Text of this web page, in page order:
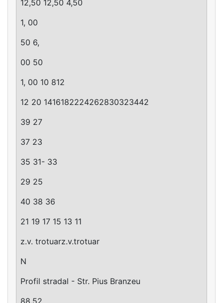
12,50 12,50 4,50
1, 00
50 6,
00 50
1, 00 10 812
12 20 1416182224262830323442
39 27
37 23
35 31- 33
29 25
40 38 36
21 19 17 15 13 11
z.v. trotuarz.v.trotuar
N
Profil stradal - Str. Pius Branzeu
88.52